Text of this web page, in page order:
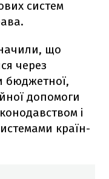
систем
що
через
бюджетної,
допомоги
і
країн-